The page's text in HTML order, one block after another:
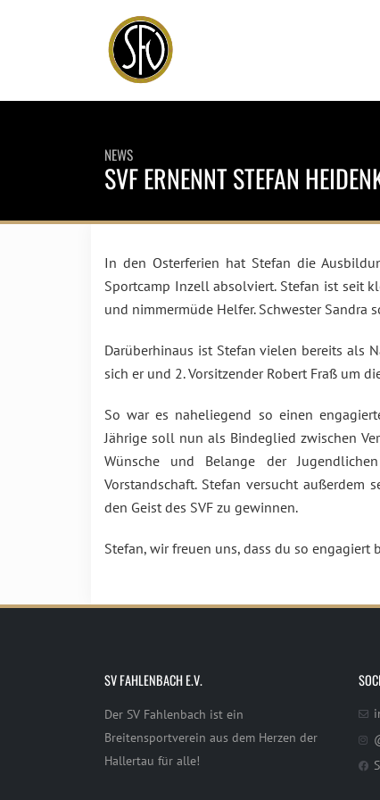
NEWS
SVF ERNENNT STEFAN
In den Osterferien hat Stefan die
Sportcamp Inzell absolviert. Stefan ist seit
und nimmermüde Helfer. Schwester Sandra
Darüberhinaus ist Stefan vielen bereits als
sich er und 2. Vorsitzender Robert Fraß um
So war es naheliegend so einen
Jährige soll nun als Bindeglied zwischen
Wünsche und Belange der
Vorstandschaft. Stefan versucht außerdem
den Geist des SVF zu gewinnen.
Stefan, wir freuen uns, dass du so
SV FAHLENBACH E.V.
Der SV Fahlenbach ist ein
Breitensportverein aus dem Herzen der
Hallertau für alle!